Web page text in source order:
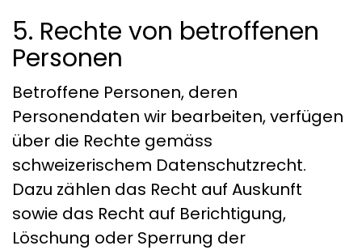
5. Rechte von betroffenen
Personen
Betroffene Personen, deren
Personendaten wir bearbeiten, verfügen
über die Rechte gemäss
schweizerischem Datenschutzrecht.
Dazu zählen das Recht auf Auskunft
sowie das Recht auf Berichtigung,
Löschung oder Sperrung der